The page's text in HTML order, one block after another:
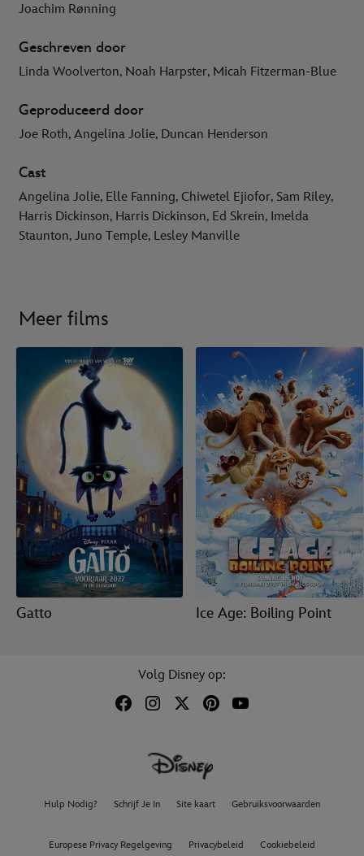
Joachim Rønning
Geschreven door
Linda Woolverton, Noah Harpster, Micah Fitzerman-Blue
Geproduceerd door
Joe Roth, Angelina Jolie, Duncan Henderson
Cast
Angelina Jolie, Elle Fanning, Chiwetel Ejiofor, Sam Riley,
Harris Dickinson, Harris Dickinson, Ed Skrein, Imelda
Staunton, Juno Temple, Lesley Manville
Meer films
Gatto Ice Age: Boiling Point
Volg Disney op:
Hulp Nodig? Schrijf Je In Site kaart Gebruiksvoorwaarden
Europese Privacy Regelgeving Privacybeleid Cookiebeleid